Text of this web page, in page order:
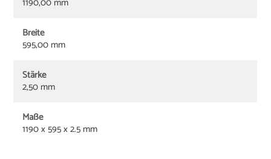
Breite
595,00 mm
Stärke
2,50 mm
Maße
1190 x 595 x 2.5 mm